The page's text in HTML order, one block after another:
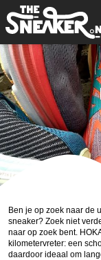
Ben je op zoek naar de
sneaker? Zoek niet
naar op zoek bent.
kilometervreter: een
daardoor ideaal om